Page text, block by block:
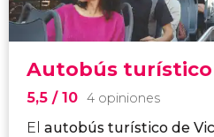
Autobús turístico
5,5 / 10 4 opiniones
El autobús turístico de